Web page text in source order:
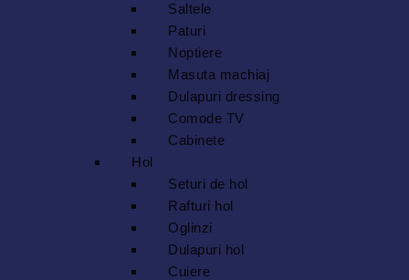
Saltele
Paturi
Noptiere
Masuta machiaj
Dulapuri dressing
Comode TV
Cabinete
Hol
Seturi de hol
Rafturi hol
Oglinzi
Dulapuri hol
Cuiere